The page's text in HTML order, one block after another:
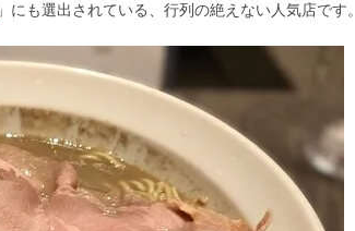
」にも選出されている、行列の絶えない人気店です。